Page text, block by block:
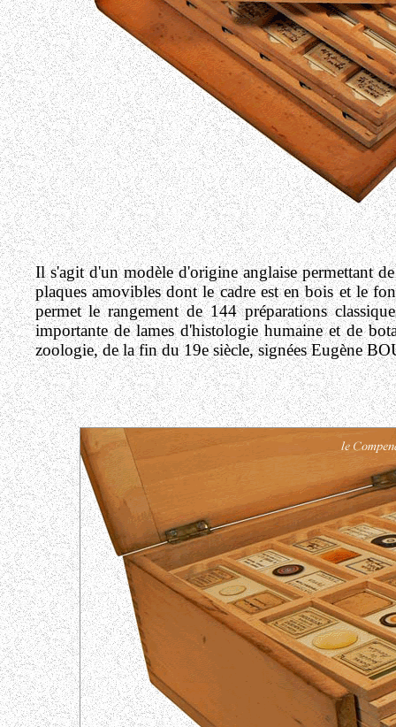
Il s'agit d'un modèle d'origine anglaise permettant
plaques amovibles dont le cadre est en bois et le
permet le rangement de 144 préparations
importante de lames d'histologie humaine et de
zoologie, de la fin du 19e siècle, signées Eugène